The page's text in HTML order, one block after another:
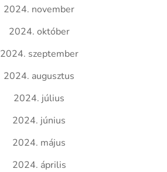
2024. november
2024. október
2024. szeptember
2024. augusztus
2024. július
2024. június
2024. május
2024. április